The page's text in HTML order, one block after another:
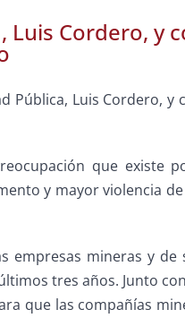
Luis Cordero, y
Pública, Luis Cordero, y
que existe
y mayor violencia
empresas mineras y de
tres años. Junto
que las compañías